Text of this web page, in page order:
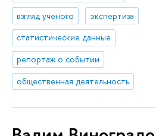
взгляд ученого
экспертиза
статистические данные
репортаж о событии
общественная деятельность